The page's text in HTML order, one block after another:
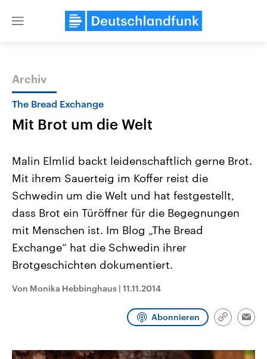
Close
Themen
Landtagswahl Sachsen-Anhalt
2026
Alle Informationen
Sachsen-Anhalt wählt am 6.
September 2026 einen neuen
Landtag. Seit 2021 wird das
Bundesland von einer Koalition aus
Umfragen, Prognosen,
Wahlprogramme, aktuelle Berichte
und Kandidaten der anstehenden
USA
Aktuelle Beiträge,
Hintergründe
Wirtschaftlich und
gehören die Vereinigten
mit großem Einfluss auf
Archiv
The Bread Exchange
Mit Brot um die Welt
Malin Elmlid backt leidenschaftlich gerne Brot.
Mit ihrem Sauerteig im Koffer reist die
Schwedin um die Welt und hat festgestellt,
dass Brot ein Türöffner für die Begegnungen
mit Menschen ist. Im Blog „The Bread
Exchange“ hat die Schwedin ihrer
Brotgeschichten dokumentiert.
Von Monika Hebbinghaus | 11.11.2014
Abonnieren
Link